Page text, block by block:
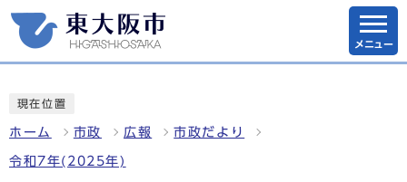
メニュー
現在位置
ホーム 市政 広報 市政だより
令和7年(2025年)